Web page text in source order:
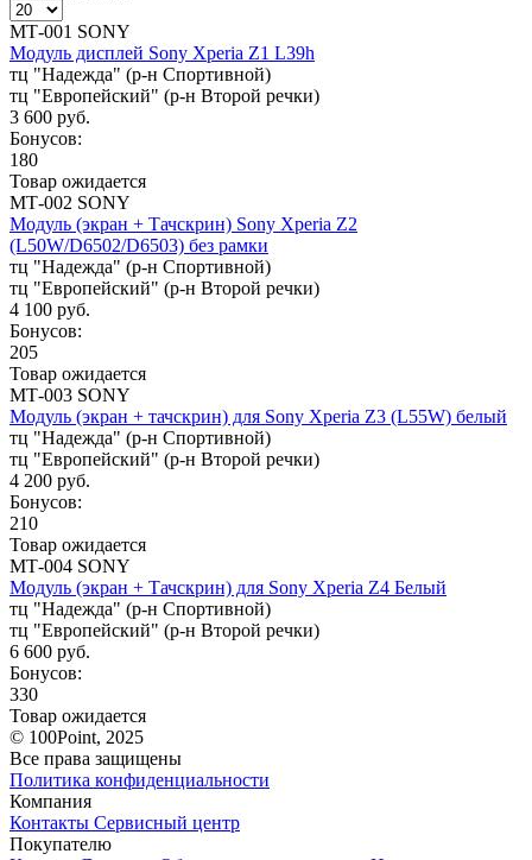
МТ-001 SONY
Модуль дисплей Sony Xperia Z1 L39h
тц "Надежда" (р-н Спортивной)
тц "Европейский" (р-н Второй речки)
3 600 руб.
Бонусов:
180
Товар ожидается
МТ-002 SONY
Модуль (экран + Тачскрин) Sony Xperia Z2
(L50W/D6502/D6503) без рамки
тц "Надежда" (р-н Спортивной)
тц "Европейский" (р-н Второй речки)
4 100 руб.
Бонусов:
205
Товар ожидается
МТ-003 SONY
Модуль (экран + тачскрин) для Sony Xperia Z3 (L55W) белый
тц "Надежда" (р-н Спортивной)
тц "Европейский" (р-н Второй речки)
4 200 руб.
Бонусов:
210
Товар ожидается
МТ-004 SONY
Модуль (экран + Тачскрин) для Sony Xperia Z4 Белый
тц "Надежда" (р-н Спортивной)
тц "Европейский" (р-н Второй речки)
6 600 руб.
Бонусов:
330
Товар ожидается
© 100Point, 2025
Все права защищены
Политика конфиденциальности
Компания
Контакты Сервисный центр
Покупателю